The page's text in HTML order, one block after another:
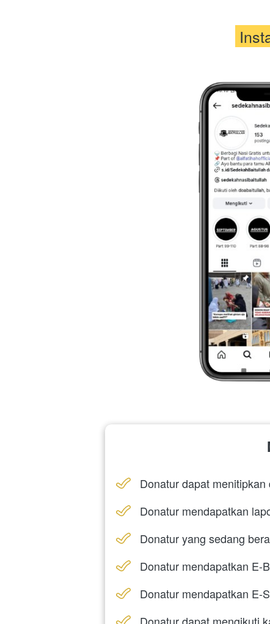
Donatur dapat
Donatur mendapatkan
Donatur yang sedang
Donatur mendapatkan E-
Donatur mendapatkan E-